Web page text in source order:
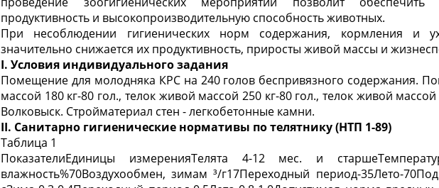
продуктивность и высокопроизводительную способность животных.
При несоблюдении гигиенических норм содержания, кормления и
значительно снижается их продуктивность, приросты живой массы и
I. Условия индивидуального задания
Помещение для молодняка КРС на 240 голов беспривязного содержания.
массой 180 кг-80 гол., телок живой массой 250 кг-80 гол., телок живой
Волковыск. Стройматериал стен - легкобетонные камни.
II. Санитарно гигиенические нормативы по телятнику (НТП 1-89)
Таблица 1
ПоказателиЕдиницы измеренияТелята 4-12 мес. и
влажность%70Воздухообмен, зимам ³/г17Переходный период-35Лето-